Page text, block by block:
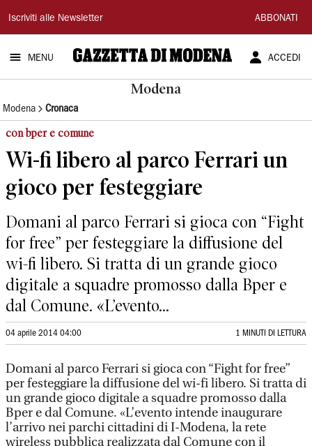
Gazzetta
di
Modena
Iscriviti alle Newsletter ABBONATI
MENU ACCEDI
Modena
Modena Cronaca
con bper e comune
Wi-fi libero al parco Ferrari un
gioco per festeggiare
Domani al parco Ferrari si gioca con “Fight
for free” per festeggiare la diffusione del
wi-fi libero. Si tratta di un grande gioco
digitale a squadre promosso dalla Bper e
dal Comune. «L’evento...
04 aprile 2014 04:00 1 MINUTI DI LETTURA
Domani al parco Ferrari si gioca con “Fight for free”
per festeggiare la diffusione del wi-fi libero. Si tratta di
un grande gioco digitale a squadre promosso dalla
Bper e dal Comune. «L’evento intende inaugurare
l’arrivo nei parchi cittadini di I-Modena, la rete
wireless pubblica realizzata dal Comune con il